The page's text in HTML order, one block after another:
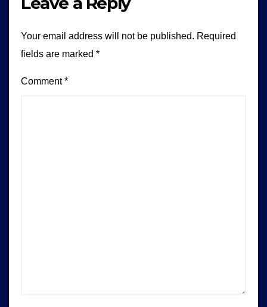
Your email address will not be published. Required
fields are marked *
Comment*